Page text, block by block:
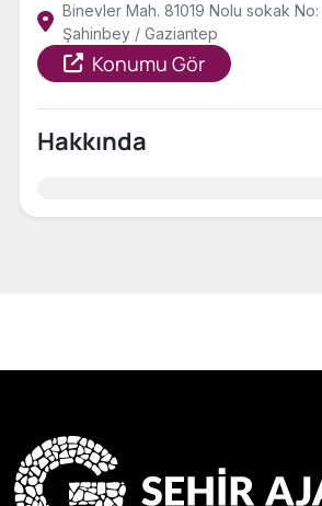
Binevler Mah. 81019 Nolu sokak
Şahinbey / Gaziantep
Konumu Gör
Hakkında